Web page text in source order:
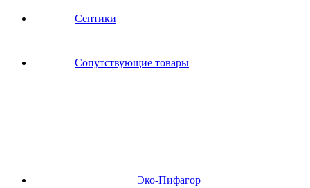
Септики
Сопутствующие товары
Эко-Пифагор